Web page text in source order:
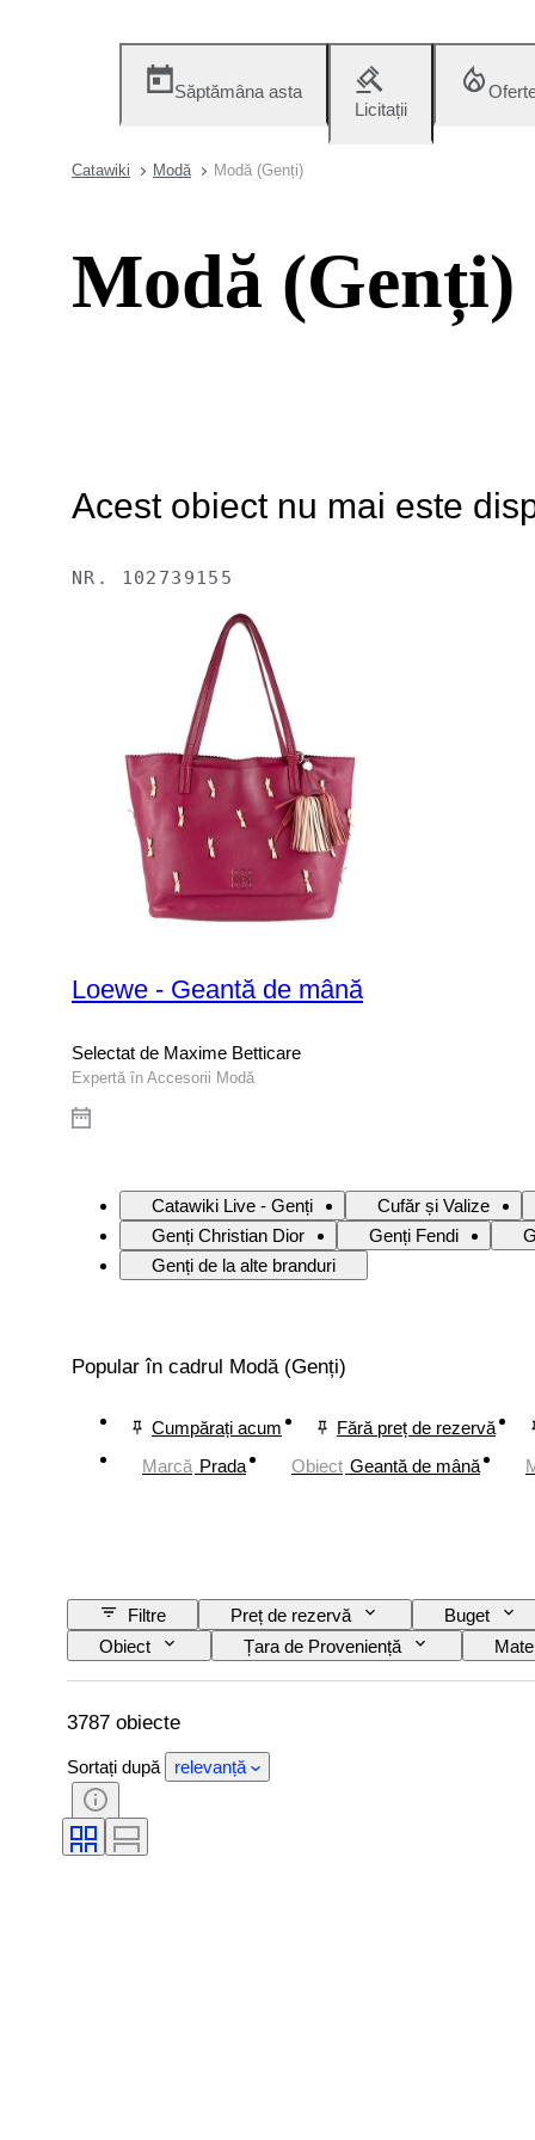
Săptămâna asta
Licitații
Catawiki Modă Modă (Genți)
Modă (Genți)
Acest obiect nu mai este
NR. 102739155
Loewe - Geantă de mână
Selectat de Maxime Betticare
Expertă în Accesorii Modă
Catawiki Live - Genți
Cufăr și Valize
Genți Christian Dior
Genți Fendi
Genți de la alte branduri
Popular în cadrul Modă (Genți)
Cumpărați acum
Fără preț de rezervă
Marcă Prada Obiect Geantă de mână
Filtre Preț de rezervă
Buget
Obiect
Țara de Proveniență
Model
Eră Mărime articol
3787 obiecte
Sortați după relevanță